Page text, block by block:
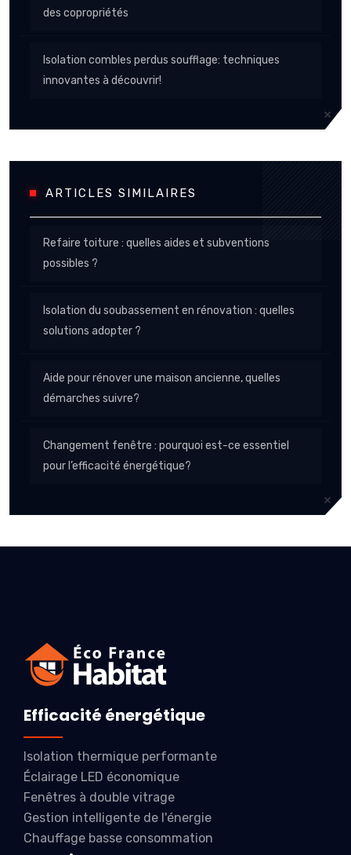
des copropriétés
Isolation combles perdus soufflage: techniques
innovantes à découvrir!
ARTICLES SIMILAIRES
Refaire toiture : quelles aides et subventions
possibles ?
Isolation du soubassement en rénovation : quelles
solutions adopter ?
Aide pour rénover une maison ancienne, quelles
démarches suivre?
Changement fenêtre : pourquoi est-ce essentiel
pour l’efficacité énergétique?
Efficacité énergétique
Isolation thermique performante
Éclairage LED économique
Fenêtres à double vitrage
Gestion intelligente de l'énergie
Chauffage basse consommation